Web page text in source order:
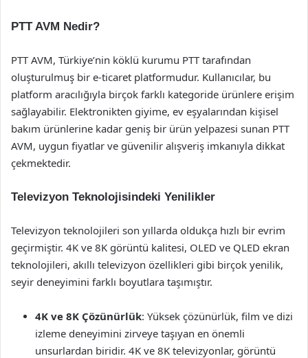
PTT AVM Nedir?
PTT AVM, Türkiye’nin köklü kurumu PTT tarafından
oluşturulmuş bir e-ticaret platformudur. Kullanıcılar, bu
platform aracılığıyla birçok farklı kategoride ürünlere erişim
sağlayabilir. Elektronikten giyime, ev eşyalarından kişisel
bakım ürünlerine kadar geniş bir ürün yelpazesi sunan PTT
AVM, uygun fiyatlar ve güvenilir alışveriş imkanıyla dikkat
çekmektedir.
Televizyon Teknolojisindeki Yenilikler
Televizyon teknolojileri son yıllarda oldukça hızlı bir evrim
geçirmiştir. 4K ve 8K görüntü kalitesi, OLED ve QLED ekran
teknolojileri, akıllı televizyon özellikleri gibi birçok yenilik,
seyir deneyimini farklı boyutlara taşımıştır.
4K ve 8K Çözünürlük: Yüksek çözünürlük, film ve dizi
izleme deneyimini zirveye taşıyan en önemli
unsurlardan biridir. 4K ve 8K televizyonlar, görüntü